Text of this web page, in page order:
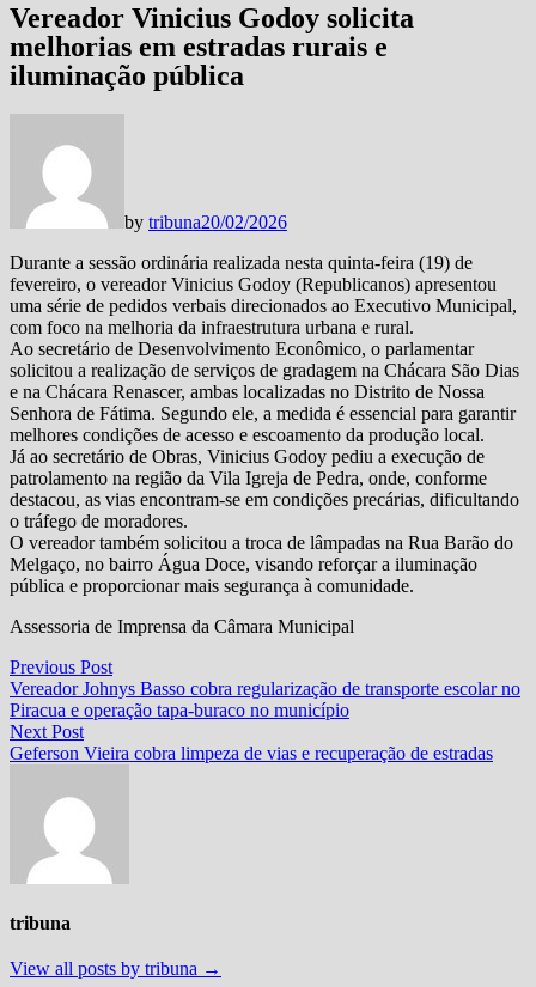
Vereador Vinicius Godoy solicita
melhorias em estradas rurais e
iluminação pública
by tribuna20/02/2026
Durante a sessão ordinária realizada nesta quinta-feira (19) de
fevereiro, o vereador Vinicius Godoy (Republicanos) apresentou
uma série de pedidos verbais direcionados ao Executivo Municipal,
com foco na melhoria da infraestrutura urbana e rural.
Ao secretário de Desenvolvimento Econômico, o parlamentar
solicitou a realização de serviços de gradagem na Chácara São Dias
e na Chácara Renascer, ambas localizadas no Distrito de Nossa
Senhora de Fátima. Segundo ele, a medida é essencial para garantir
melhores condições de acesso e escoamento da produção local.
Já ao secretário de Obras, Vinicius Godoy pediu a execução de
patrolamento na região da Vila Igreja de Pedra, onde, conforme
destacou, as vias encontram-se em condições precárias, dificultando
o tráfego de moradores.
O vereador também solicitou a troca de lâmpadas na Rua Barão do
Melgaço, no bairro Água Doce, visando reforçar a iluminação
pública e proporcionar mais segurança à comunidade.
Assessoria de Imprensa da Câmara Municipal
Navegação
de
Post
Previous PostPrevious
post:
Vereador Johnys Basso cobra regularização de transporte escolar no
Piracua e operação tapa-buraco no município
Next PostNext
post:
Geferson Vieira cobra limpeza de vias e recuperação de estradas
tribuna
View all posts by tribuna →